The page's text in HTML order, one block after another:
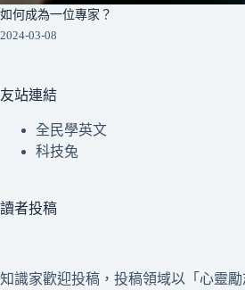
如何成為一位專家？
2024-03-08
友站連結
全民學英文
科技兔
讀者投稿
知識家歡迎投稿，投稿領域以「心靈勵